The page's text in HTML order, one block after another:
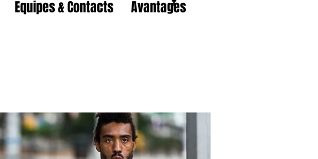
Equipes & Contacts Avantages